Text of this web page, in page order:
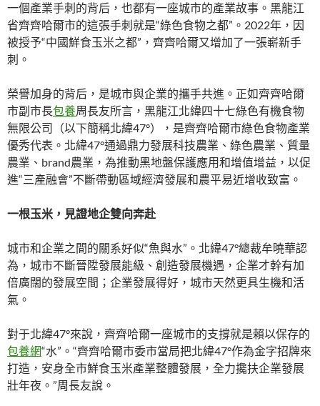
一個產業手刺的背后，也都有一座城市的產業故事。黑龍江
省齊齊哈爾市的這張手刺就是“綠色食物之都”。2022年，因
被授予“中國鮮食玉米之都”，齊齊哈爾又增加了一張嶄新手
刺。
榮譽加身的背后，是城市與企業的攜手共進。正如齊齊哈爾
市副市長包養周長友所言，黑龍江北緯四十七綠色有機食物
無限公司（以下簡稱北緯47°），是齊齊哈爾市綠色食物產業
優秀代表。北緯47°通過鼎力發展科技農業、綠色農業、質量
農業、brand農業，為推動黑地盤保護應用和增值增益，以促
進“三產融會”不斷帶動區域經濟發展和農平易近增收致富。
一根玉米，見證地企雙向奔赴
城市和企業之間的關系好似“魚與水”。北緯47°總裁牟曉華認
為，城市不斷晉陞發展能級、創造發展機遇，企業才幹有加
倍廣闊的發展空間；企業發展得好，城市天然更具生機和活
氣。
對于北緯47°來說，齊齊哈爾一座城市的支撐就是賴以保存的
包養網“水”。“齊齊哈爾市委市當局把北緯47°作為金字招牌來
打造，安身全市鮮食玉米產業整體發展，全力攙扶企業發展
壯年夜。”周長友說。